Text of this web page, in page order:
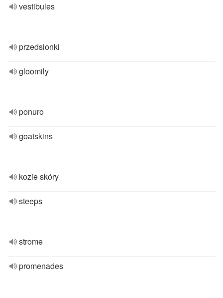
vestibules
przedsionki
gloomily
ponuro
goatskins
kozie skóry
steeps
strome
promenades